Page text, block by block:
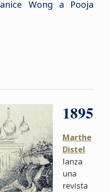
Wong a Pooja
1895
Marthe
Distel
lanza
una
revista